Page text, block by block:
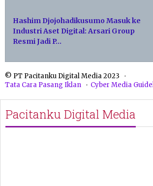
Hashim Djojohadikusumo Masuk ke
Industri Aset Digital: Arsari Group
Resmi Jadi P…
© PT Pacitanku Digital Media 2023
Tata Cara Pasang Iklan
Cyber Media
Pacitanku Digital Media